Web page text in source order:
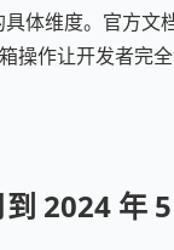
体维度。官方文
操作让开发者完
2024 年